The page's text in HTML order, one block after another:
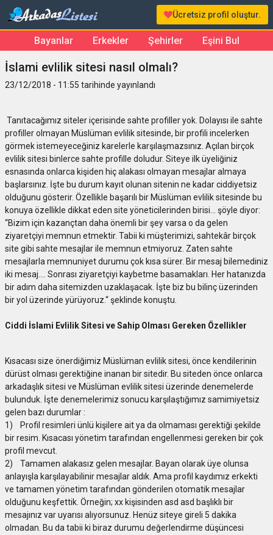
Ücretsiz profil oluştur.
Bayanlar Erkekler Şehirler Eşini Bul
İslami evlilik sitesi nasıl olmalı?
23/12/2018 - 11:55 tarihinde yayınlandı
Tanıtacağımız siteler içerisinde sahte profiller yok. Dolayısı ile sahte
profiller olmayan Müslüman evlilik sitesinde, bir profili incelerken
görmek istemeyeceğiniz karelerle karşılaşmazsınız. Açılan birçok
evlilik sitesi binlerce sahte profille doludur. Siteye ilk üyeliğiniz
esnasında onlarca kişiden hiç alakası olmayan mesajlar almaya
başlarsınız. İşte bu durum kayıt olunan sitenin ne kadar ciddiyetsiz
olduğunu gösterir. Özellikle başarılı bir Müslüman evlilik sitesinde bu
konuya özellikle dikkat eden site yöneticilerinden birisi… şöyle diyor:
“Bizim için kazançtan daha önemli bir şey varsa o da gelen
ziyaretçiyi memnun etmektir. Tabii ki müşterimizi, sahtekâr birçok
site gibi sahte mesajlar ile memnun etmiyoruz. Zaten sahte
mesajlarla memnuniyet durumu çok kısa sürer. Bir mesaj bilemediniz
iki mesaj…. Sonrası ziyaretçiyi kaybetme basamakları. Her hatanızda
bir adım daha sitemizden uzaklaşacak. İşte biz bu bilinç üzerinden
bir yol üzerinde yürüyoruz.“ şeklinde konuştu.
Ciddi İslami Evlilik Sitesi ve Sahip Olması Gereken Özellikler
Kısacası size önerdiğimiz Müslüman evlilik sitesi, önce kendilerinin
dürüst olması gerektiğine inanan bir sitedir. Bu siteden önce onlarca
arkadaşlık sitesi ve Müslüman evlilik sitesi üzerinde denemelerde
bulunduk. İşte denemelerimiz sonucu karşılaştığımız samimiyetsiz
gelen bazı durumlar :
1) Profil resimleri ünlü kişilere ait ya da olmaması gerektiği şekilde
bir resim. Kısacası yönetim tarafından engellenmesi gereken bir çok
profil mevcut.
2) Tamamen alakasız gelen mesajlar. Bayan olarak üye olunsa
anlayışla karşılayabilinir mesajlar aldık. Ama profil kaydımız erkekti
ve tamamen yönetim tarafından gönderilen otomatik mesajlar
olduğunu keşfettik. Örneğin; xx kişisinden asd asd başlıklı bir
mesajınız var uyarısı alıyorsunuz. Henüz siteye gireli 5 dakika
olmadan. Bu da tabii ki biraz durumu değerlendirme düşüncesi